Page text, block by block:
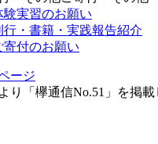
験実習のお願い
行・書籍・実践報告紹介
寄付のお願い
ージ
り「欅通信No.51」を掲載